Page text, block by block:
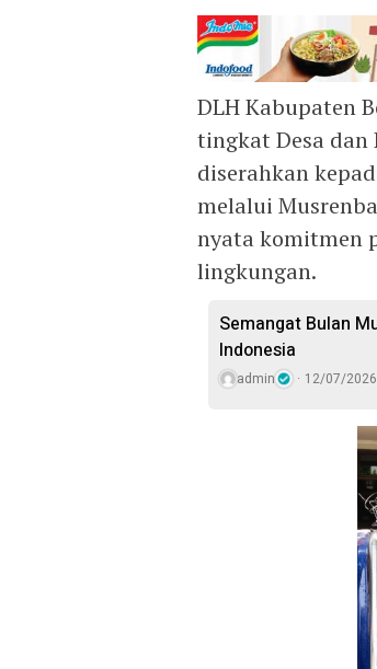
DLH Kabupaten
tingkat Desa
diserahkan
melalui
nyata komitmen
lingkungan.
Semangat Bulan
Indonesia
admin 12/07/2026